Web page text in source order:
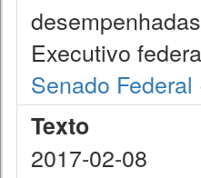
Executivo
Senado Federal
Texto
2017-02-08